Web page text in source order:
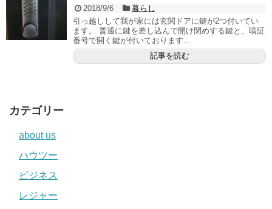
2018/9/6
暮らし
引っ越しして我が家には玄関ドアに鍵が2つ付いてい
ます。 普通に鍵を差し込んで開け閉めする鍵と、暗証
番号で開く鍵が付いております...
記事を読む
カテゴリー
about us
ハウツー
ビジネス
レジャー